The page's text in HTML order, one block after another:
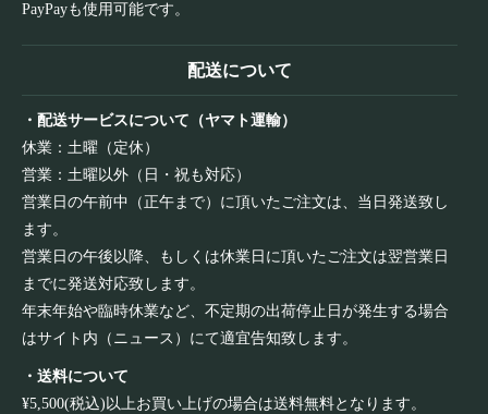
PayPayも使用可能です。
配送について
・配送サービスについて（ヤマト運輸）
休業：土曜（定休）
営業：土曜以外（日・祝も対応）
営業日の午前中（正午まで）に頂いたご注文は、当日発送致し
ます。
営業日の午後以降、もしくは休業日に頂いたご注文は翌営業日
までに発送対応致します。
年末年始や臨時休業など、不定期の出荷停止日が発生する場合
はサイト内（ニュース）にて適宜告知致します。
・送料について
¥5,500(税込)以上お買い上げの場合は送料無料となります。